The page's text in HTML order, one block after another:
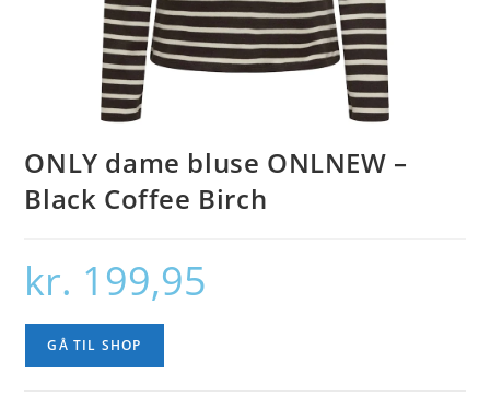
ONLY dame bluse ONLNEW –
Black Coffee Birch
kr. 199,95
GÅ TIL SHOP